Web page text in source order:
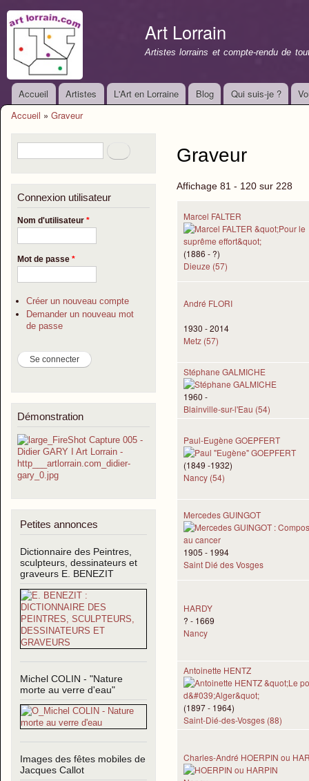
Art Lorrain
Artistes lorrains et compte-rendu de
Menu principal
Accueil Artistes L'Art en Lorraine Blog Qui suis-je ?
Accueil » Graveur
Formulaire de rechercheRechercher
Connexion utilisateur
Nom d'utilisateur *
Mot de passe *
Créer un nouveau compte
Demander un nouveau mot
de passe
Démonstration
Petites annonces
Dictionnaire des Peintres,
sculpteurs, dessinateurs et
graveurs E. BENEZIT
Michel COLIN - "Nature
morte au verre d'eau"
Images des fêtes mobiles de
Jacques Callot
Graveur
Affichage 81 - 120 sur 228
Marcel FALTER
(1886 - ?)
Dieuze (57)
André FLORI
1930 - 2014
Metz (57)
Stéphane GALMICHE
1960 -
Blainville-sur-l'Eau (54)
Paul-Eugène GOEPFERT
(1849 -1932)
Nancy (54)
Mercedes GUINGOT
1905 - 1994
Saint Dié des Vosges
HARDY
? - 1669
Nancy
Antoinette HENTZ
(1897 - 1964)
Saint-Dié-des-Vosges (88)
Charles-André HOERPIN ou